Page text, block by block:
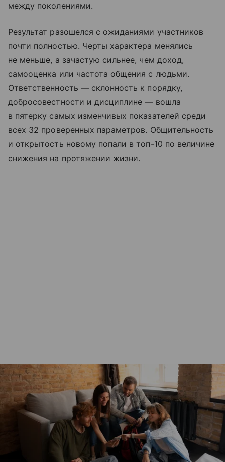
между поколениями.
Результат разошелся с ожиданиями участников
почти полностью. Черты характера менялись
не меньше, а зачастую сильнее, чем доход,
самооценка или частота общения с людьми.
Ответственность — склонность к порядку,
добросовестности и дисциплине — вошла
в пятерку самых изменчивых показателей среди
всех 32 проверенных параметров. Общительность
и открытость новому попали в топ-10 по величине
снижения на протяжении жизни.